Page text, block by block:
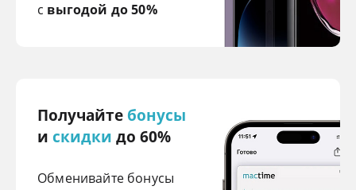
с выгодой до 50%
Получайтебонусы
и скидки до 60%
Обменивайте бонусы